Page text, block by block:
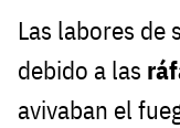
Las labores de
debido a las
avivaban el